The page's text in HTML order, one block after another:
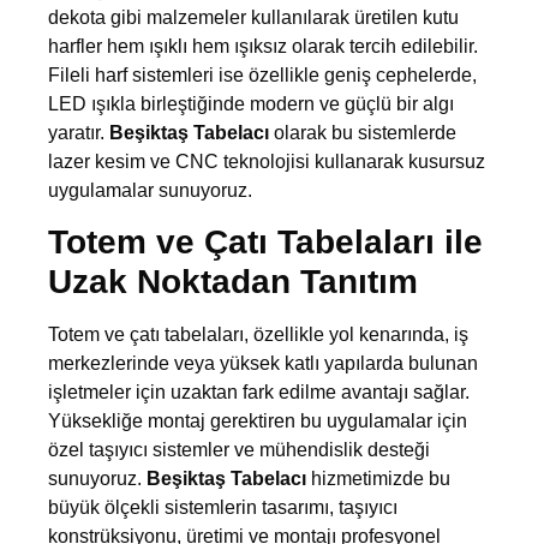
dekota gibi malzemeler kullanılarak üretilen kutu
harfler hem ışıklı hem ışıksız olarak tercih edilebilir.
Fileli harf sistemleri ise özellikle geniş cephelerde,
LED ışıkla birleştiğinde modern ve güçlü bir algı
yaratır. Beşiktaş Tabelacı olarak bu sistemlerde
lazer kesim ve CNC teknolojisi kullanarak kusursuz
uygulamalar sunuyoruz.
Totem ve Çatı Tabelaları ile
Uzak Noktadan Tanıtım
Totem ve çatı tabelaları, özellikle yol kenarında, iş
merkezlerinde veya yüksek katlı yapılarda bulunan
işletmeler için uzaktan fark edilme avantajı sağlar.
Yüksekliğe montaj gerektiren bu uygulamalar için
özel taşıyıcı sistemler ve mühendislik desteği
sunuyoruz. Beşiktaş Tabelacı hizmetimizde bu
büyük ölçekli sistemlerin tasarımı, taşıyıcı
konstrüksiyonu, üretimi ve montajı profesyonel